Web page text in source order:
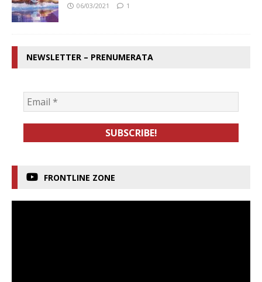
06/03/2021 1
NEWSLETTER – PRENUMERATA
FRONTLINE ZONE